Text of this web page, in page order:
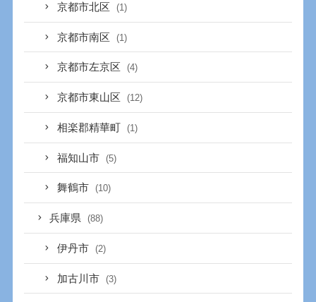
京都市北区 (1)
京都市南区 (1)
京都市左京区 (4)
京都市東山区 (12)
相楽郡精華町 (1)
福知山市 (5)
舞鶴市 (10)
兵庫県 (88)
伊丹市 (2)
加古川市 (3)